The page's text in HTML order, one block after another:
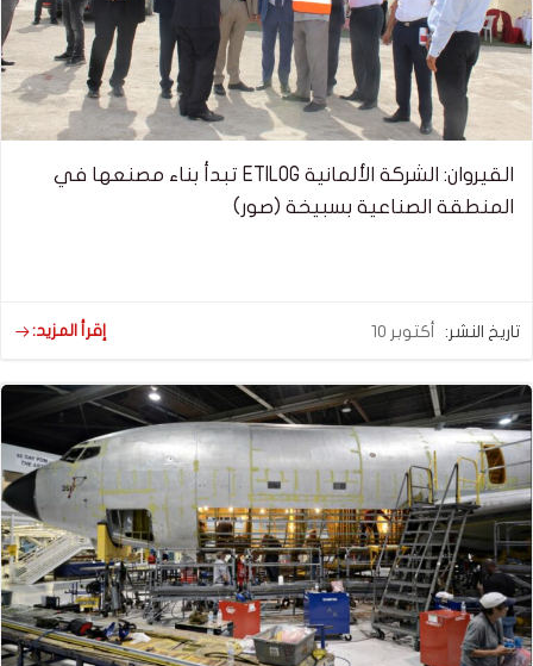
القيروان: الشركة الألمانية ETILOG تبدأ بناء مصنعها في
المنطقة الصناعية بسبيخة (صور)
تاريخ النشر: أكتوبر 10 إقرأ المزيد: